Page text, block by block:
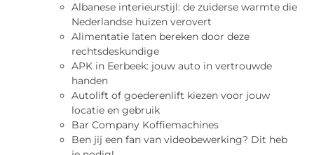
Albanese interieurstijl: de zuiderse warmte die
Nederlandse huizen verovert
Alimentatie laten bereken door deze
rechtsdeskundige
APK in Eerbeek: jouw auto in vertrouwde
handen
Autolift of goederenlift kiezen voor jouw
locatie en gebruik
Bar Company Koffiemachines
Ben jij een fan van videobewerking? Dit heb